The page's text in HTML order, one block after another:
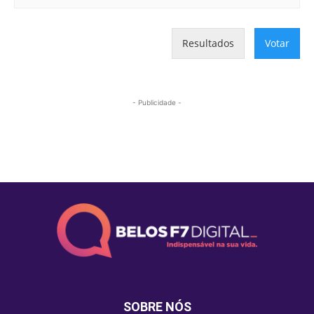
Resultados Votar
- Publicidade -
SOBRE NÓS